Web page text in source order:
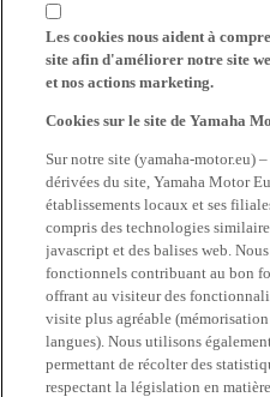
Les cookies nous aident à
site afin d'améliorer notre site
et nos actions marketing.
Cookies sur le site de Yamaha
Sur notre site (yamaha-motor.eu)
dérivées du site, Yamaha Motor
établissements locaux et ses
compris des technologies
javascript et des balises web.
fonctionnels contribuant au bon
offrant au visiteur des
visite plus agréable
langues). Nous utilisons
permettant de récolter des
respectant la législation en